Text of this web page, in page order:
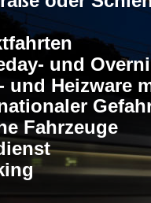
und
und Heizware
Fahrzeuge